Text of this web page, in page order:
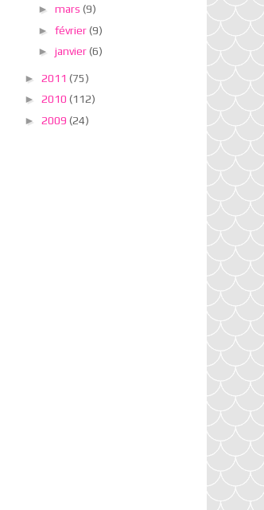
► mars (9)
► février(9)
► janvier(6)
► 2011 (75)
► 2010 (112)
► 2009 (24)